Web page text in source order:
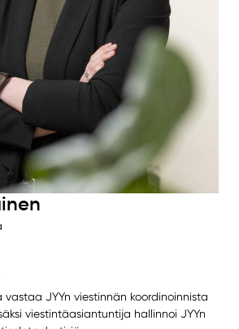
JYYn viestinnän koordinoinnista
viestintäasiantuntija hallinnoi JYYn